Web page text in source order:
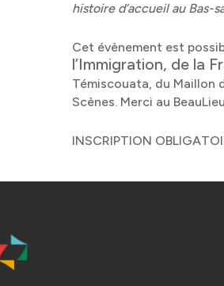
histoire d’accueil au Bas-
Cet évènement est
l’Immigration, de la
Témiscouata, du Maillon
Scènes. Merci au
INSCRIPTION